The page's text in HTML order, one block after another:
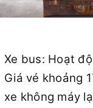
Xe bus: Hoạt
Giá vé khoảng
xe không máy